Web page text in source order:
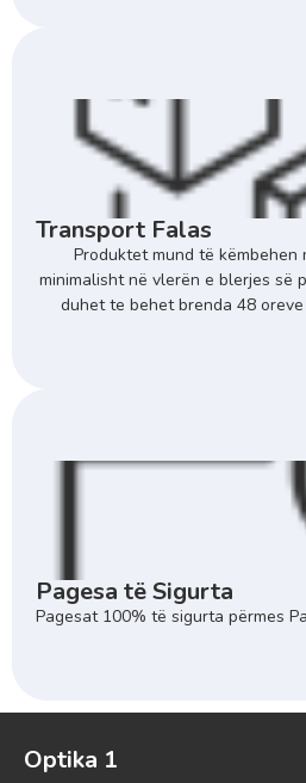
Transport Falas
Produktet mund të
minimalisht në vlerën e blerjes së
duhet te behet brenda 48
Pagesa të Sigurta
Pagesat 100% të sigurta përmes
Optika 1